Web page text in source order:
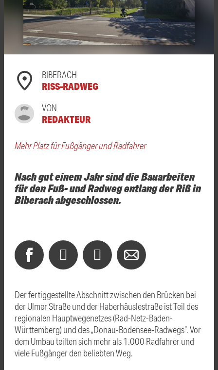
BIBERACH
RISS-RADWEG
VON
REDAKTEUR
Mehr Platz für Fußgänger und Radfahrer
Nach gut einem Jahr sind die Bauarbeiten
für den Fuß- und Radweg entlang der Riß in
Biberach abgeschlossen.
Der fertiggestellte Abschnitt zwischen den Brücken bei
der Ulmer Straße und der Haberhäuslestraße ist Teil des
regionalen Hauptwegenetzes (Rad-Netz-Baden-
Württemberg) und des „Donau-Bodensee-Radwegs“. Vor
dem Umbau teilten sich mehr als 1.000 Radfahrer und
viele Fußgänger den beliebten Weg.